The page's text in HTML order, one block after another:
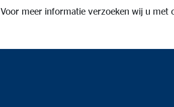
Voor meer informatie verzoeken wij u met